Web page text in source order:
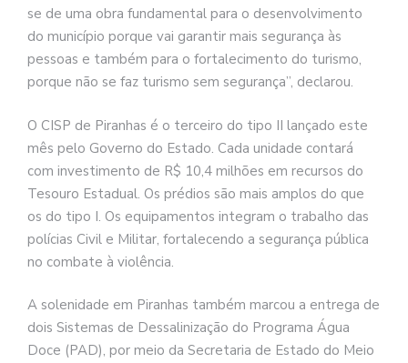
se de uma obra fundamental para o desenvolvimento
do município porque vai garantir mais segurança às
pessoas e também para o fortalecimento do turismo,
porque não se faz turismo sem segurança”, declarou.
O CISP de Piranhas é o terceiro do tipo II lançado este
mês pelo Governo do Estado. Cada unidade contará
com investimento de R$ 10,4 milhões em recursos do
Tesouro Estadual. Os prédios são mais amplos do que
os do tipo I. Os equipamentos integram o trabalho das
polícias Civil e Militar, fortalecendo a segurança pública
no combate à violência.
A solenidade em Piranhas também marcou a entrega de
dois Sistemas de Dessalinização do Programa Água
Doce (PAD), por meio da Secretaria de Estado do Meio